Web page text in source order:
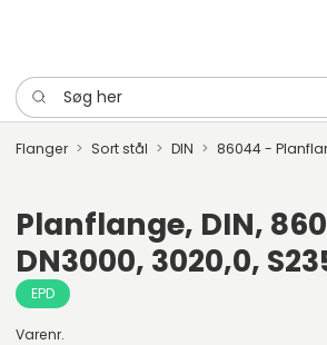
Søg her
Flanger Sort stål DIN 86044 -
Planflange, DIN,
DN3000, 3020,0,
EPD
Varenr.